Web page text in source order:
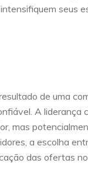
seus
de uma
A liderança
mas
a escolha
das ofertas no